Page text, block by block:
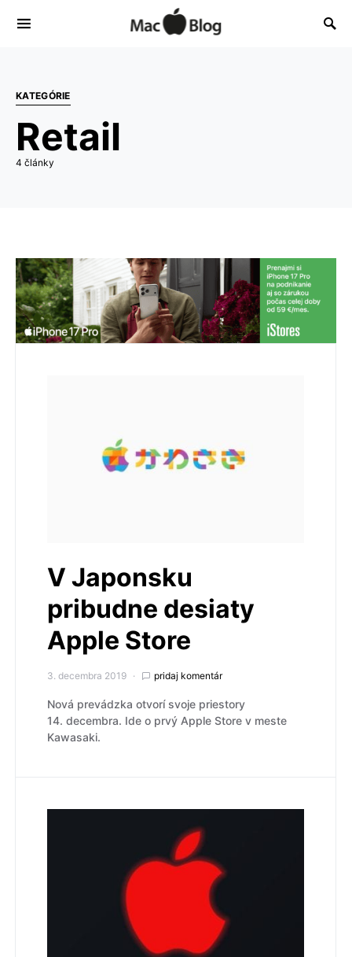
KATEGÓRIE
Retail
4 články
V Japonsku
pribudne desiaty
Apple Store
3. decembra 2019 pridaj komentár
Nová prevádzka otvorí svoje priestory
14. decembra. Ide o prvý Apple Store v meste
Kawasaki.